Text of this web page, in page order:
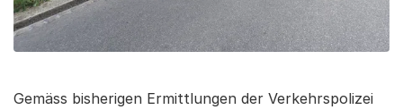
Gemäss bisherigen Ermittlungen der Verkehrspolizei